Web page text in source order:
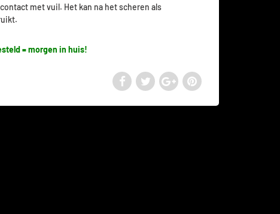
met vuil. Het kan na het scheren als
= morgen in huis!